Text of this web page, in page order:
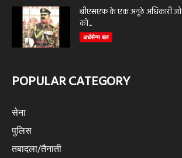
बीएसएफ के एक अनूठे अधिकारी जो
को...
अर्धसैन्य बल
POPULAR CATEGORY
सेना
पुलिस
तबादला/तैनाती